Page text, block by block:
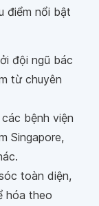
điểm nổi bật
đội ngũ bác
từ chuyên
bệnh viện
Singapore,
toàn diện,
hóa theo